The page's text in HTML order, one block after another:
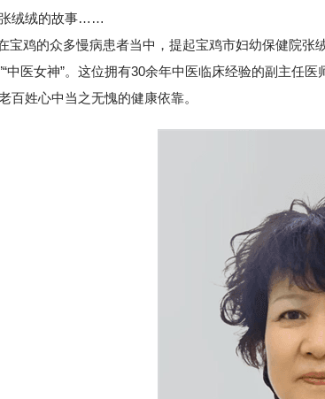
绒绒的故事……
的众多慢病患者当中，提起宝鸡市妇幼保健院张绒
中医女神”。这位拥有30余年中医临床经验的副主任
百姓心中当之无愧的健康依靠。